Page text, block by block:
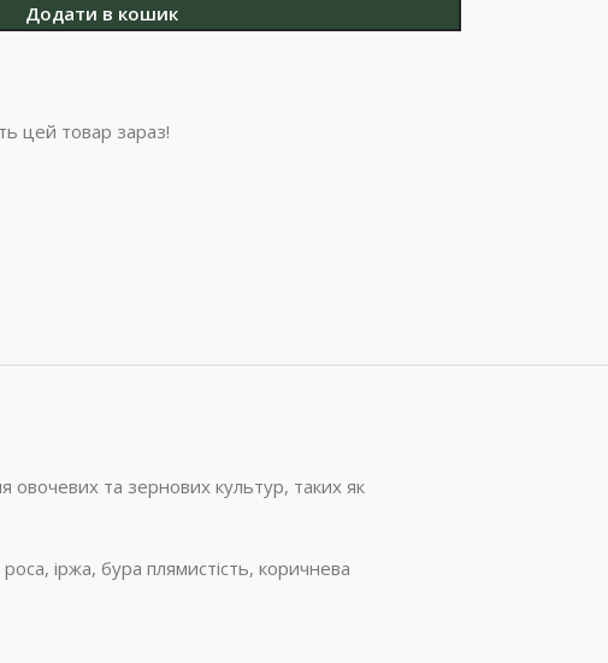
Додати в кошик
цей товар зараз!
овочевих та зернових культур, таких як
іржа, бура плямистість, коричнева